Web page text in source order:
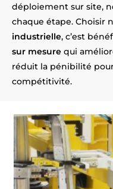
déploiement sur site,
chaque étape. Choisir
industrielle, c’est
sur mesure qui
réduit la pénibilité
compétitivité.